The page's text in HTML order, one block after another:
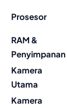
Prosesor
RAM &
Penyimpanan
Kamera
Utama
Kamera